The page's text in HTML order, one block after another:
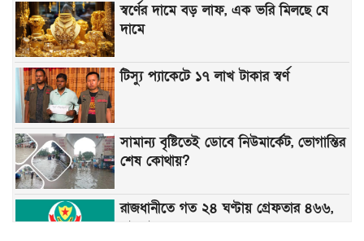
স্বর্ণের দামে বড় লাফ, এক ভরি মিলছে যে
দামে
টিস্যু প্যাকেটে ১৭ লাখ টাকার স্বর্ণ
সামান্য বৃষ্টিতেই ডোবে নিউমার্কেট, ভোগান্তির
শেষ কোথায়?
রাজধানীতে গত ২৪ ঘণ্টায় গ্রেফতার ৪৬৬,
মামলা ৫৭